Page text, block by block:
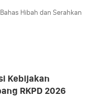
Hibah dan Serahkan
Kebijakan
RKPD 2026